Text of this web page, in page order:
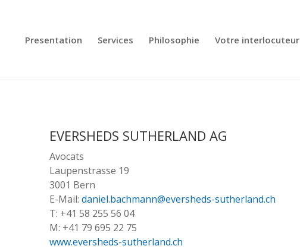
Presentation Services Philosophie Votre interlocuteur
EVERSHEDS SUTHERLAND AG
Avocats
Laupenstrasse 19
3001 Bern
E-Mail: daniel.bachmann@eversheds-sutherland.ch
T: +41 58 255 56 04
M: +41 79 695 22 75
www.eversheds-sutherland.ch